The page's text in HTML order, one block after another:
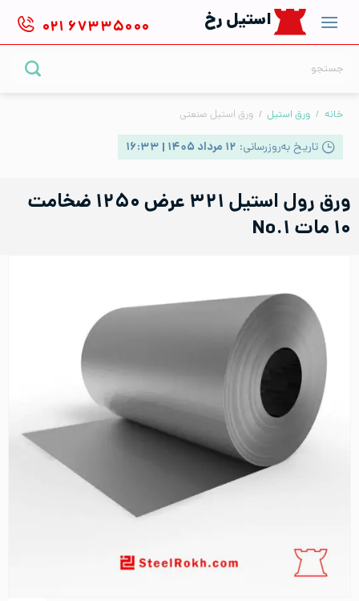
content
استیل رخ ۰۲۱ ۶۷۳۳۵۰۰۰
خانه / ورق استیل / ورق استیل صنعتی
تاریخ به‌روزرسانی: ۱۲ مرداد ۱۴۰۵ | ۱۶:۳۳
ورق رول استیل ۳۲۱ عرض ۱۲۵۰ ضخامت
۱۰ مات No.۱